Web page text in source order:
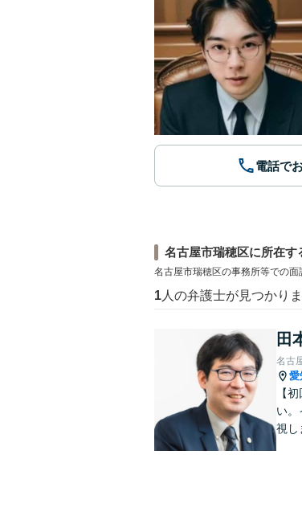
電話で
名古屋市瑞穂区に所在す
名古屋市瑞穂区の事務所等での面
1 人の弁護士が見つかり
田
名古
愛
【
い。
視し